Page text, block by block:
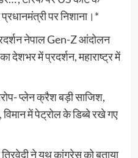
पर निशाना।*
नेपाल Gen-Z आंदोलन
देशभर में प्रदर्शन, महाराष्ट्र में
प्लेन क्रैश बड़ी साजिश,
में पेट्रोल के डिब्बे रखे गए
ने यूथ कांग्रेस को बताया